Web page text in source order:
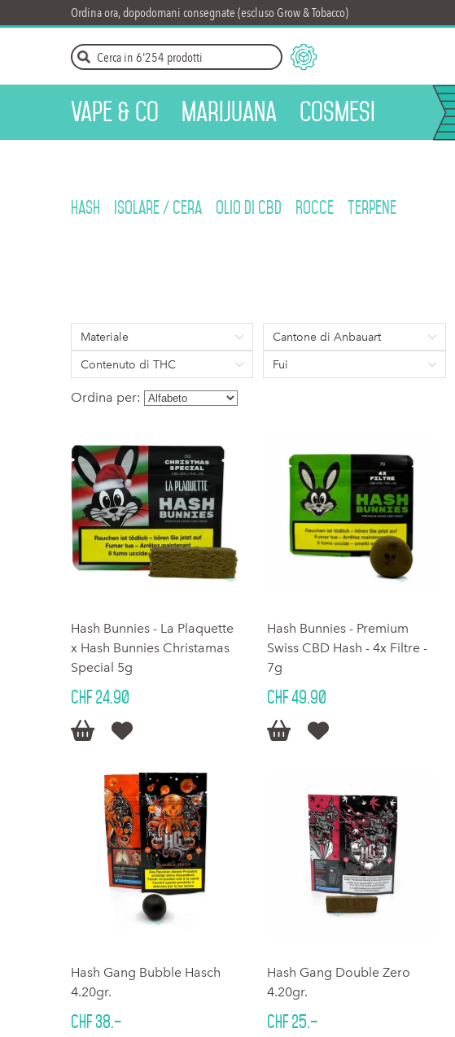
Ordina ora, dopodomani consegnate (escluso Grow & Tobacco)
Vape & Co Marijuana Cosmesi
Hash Isolare / Cera OLIO DI CBD Rocce Terpene
Materiale Cantone di Anbauart
Contenuto di THC
Fui
Ordina per:
Hash Bunnies - La Plaquette
x Hash Bunnies Christamas
Special 5g
CHF 24.90
 
Hash Bunnies - Premium
Swiss CBD Hash - 4x Filtre -
7g
CHF 49.90
 
Hash Gang Bubble Hasch
4.20gr.
CHF 38.–
Hash Gang Double Zero
4.20gr.
CHF 25.–